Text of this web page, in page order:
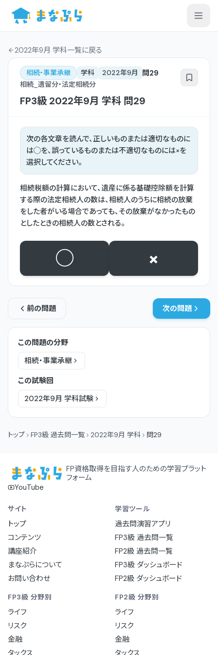
2022年9月 学科一覧に戻る
相続・事業承継 学科 2022年9月 問29
相続_遺留分・法定相続分
FP3級 2022年9月 学科 問29
次の各文章を読んで、正しいものまたは適切なものに
は◯を、誤っているものまたは不適切なものには×を
選択してください。
相続税額の計算において、遺産に係る基礎控除額を計算
する際の法定相続人の数は、相続人のうちに相続の放棄
をした者がいる場合であっても、その放棄がなかったもの
としたときの相続人の数とされる。
○ ×
前の問題 次の問題
この問題の分野
相続・事業承継
この試験回
2022年9月 学科試験
トップ FP3級 過去問一覧 2022年9月 学科 問29
FP資格取得を目指す人のための学習プラット
フォーム
YouTube
サイト
トップ
コンテンツ
講座紹介
まなぷらについて
お問い合わせ
学習ツール
過去問演習アプリ
FP3級 過去問一覧
FP2級 過去問一覧
FP3級 ダッシュボード
FP2級 ダッシュボード
FP3級 分野別
ライフ
リスク
金融
タックス
FP2級 分野別
ライフ
リスク
金融
タックス